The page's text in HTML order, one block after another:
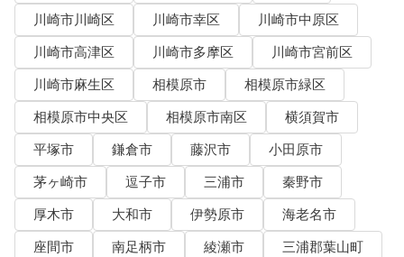
川崎市川崎区
川崎市幸区
川崎市中原区
川崎市高津区
川崎市多摩区
川崎市宮前区
川崎市麻生区
相模原市
相模原市緑区
相模原市中央区
相模原市南区
横須賀市
平塚市
鎌倉市 藤沢市
小田原市
茅ヶ崎市
逗子市 三浦市
秦野市
厚木市
大和市 伊勢原市
海老名市
座間市
南足柄市 綾瀬市
三浦郡葉山町